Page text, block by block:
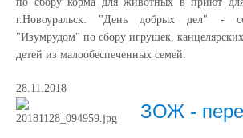
г.Новоуральск. "День добрых дел" -
"Изумрудом" по сбору игрушек,
детей из малообеспеченных семей.
28.11.2018
ЗОЖ -